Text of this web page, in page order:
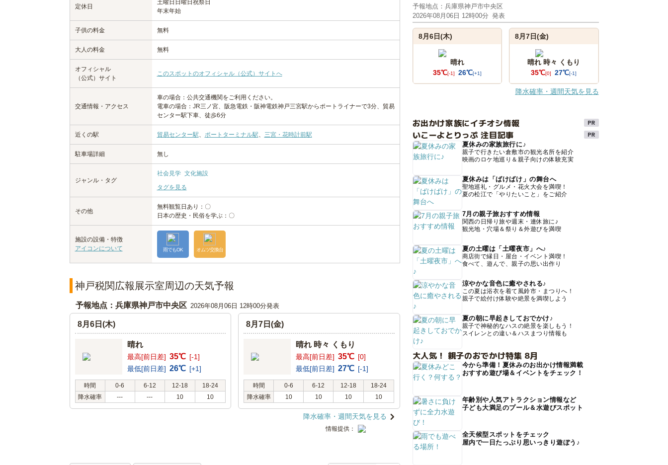
定休日
土曜日 日曜日 祝祭日
年末年始
子供の料金 無料
大人の料金 無料
オフィシャル
（公式）サイト
このスポットのオフィシャル（公式）サイトへ
交通情報・アクセス
車の場合：公共交通機関をご利用ください。
電車の場合：JR三ノ宮、阪急電鉄・阪神電鉄神戸三宮駅からポートライナーで3分、貿易
センター駅下車、徒歩6分
近くの駅 貿易センター駅、 ポートターミナル駅、 三宮・花時計前駅
駐車場詳細 無し
ジャンル・タグ
社会見学 文化施設
タグを見る
その他
無料観覧日あり：〇
日本の歴史・民俗を学ぶ：〇
施設の設備・特徴
アイコンについて
雨でもOK オムツ交換台
神戸税関広報展示室周辺の天気予報
予報地点：兵庫県神戸市中央区 2026年08月06日 12時00分発表
8月6日(木)
晴れ
最高[前日差] 35℃ [-1]
最低[前日差] 26℃ [+1]
時間 0-6 6-12 12-18
18-24
降水確率
--- --- 10 10
8月7日(金)
晴れ 時々 くもり
最高[前日差] 35℃ [0]
最低[前日差] 27℃ [-1]
時間 0-6 6-12 12-18
18-24
降水確率
10 10 10 10
降水確率・週間天気を見る
情報提供：
予報地点：兵庫県神戸市中央区
2026年08月06日 12時00分 発表
8月6日(木)
晴れ
35℃[-1] 26℃[+1]
8月7日(金)
晴れ 時々 くもり
35℃[0] 27℃[-1]
降水確率・週間天気を見る
お出かけ家族にイチオシ情報
いこーよとりっぷ 注目記事
夏休みの家族旅行に♪
親子で行きたい倉敷市の観光名所を紹介
映画のロケ地巡り＆親子向けの体験充実
夏休みは「ばけばけ」の舞台へ
聖地巡礼・グルメ・花火大会を満喫！
夏の松江で「やりたいこと」をご紹介
7月の親子旅おすすめ情報
関西の日帰り旅や週末・連休旅に♪
観光地・穴場＆祭り＆外遊びを満喫
夏の土曜は「土曜夜市」へ♪
商店街で縁日・屋台・イベント満喫！
食べて、遊んで、親子の思い出作り
涼やかな音色に癒やされる♪
この夏は浴衣を着て風鈴市・まつりへ！
親子で絵付け体験や絶景を満喫しよう
夏の朝に早起きしておでかけ♪
親子で神秘的なハスの絶景を楽しもう！
スイレンとの違い＆ハスまつり情報も
大人気！ 親子のおでかけ特集 8月
今から準備！夏休みのお出かけ情報満載
おすすめ遊び場＆イベントをチェック！
年齢別や人気アトラクション情報など
子ども大満足のプール＆水遊びスポット
全天候型スポットをチェック
屋内で一日たっぷり思いっきり遊ぼう♪